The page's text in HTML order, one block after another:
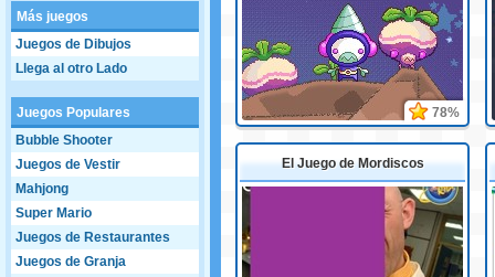
Más juegos
Juegos de Dibujos
Llega al otro Lado
Juegos Populares
Bubble Shooter
Juegos de Vestir
Mahjong
Super Mario
Juegos de Restaurantes
Juegos de Granja
78%
El Juego de Mordiscos